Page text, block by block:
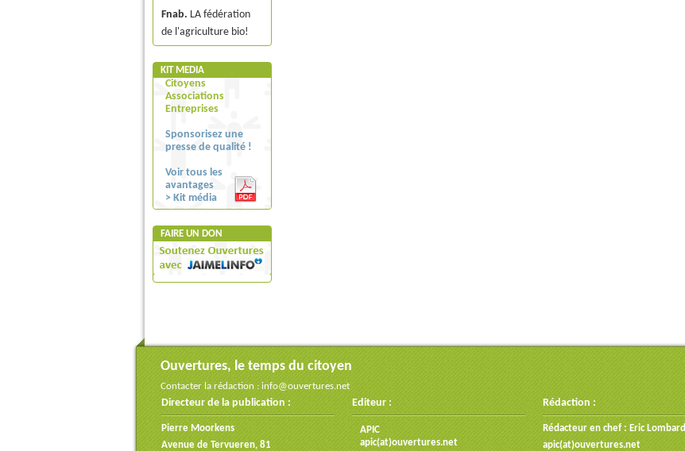
Fnab. LA fédération
de l'agriculture bio!
KIT MEDIA
Citoyens
Associations
Entreprises
Sponsorisez une
presse de qualité !
Voir tous les
avantages
> Kit média
FAIRE UN DON
Ouvertures, le temps du citoyen
Contacter la rédaction : info@ouvertures.net
Directeur de la publication :
Pierre Moorkens
Avenue de Tervueren, 81
Editeur :
APIC
apic(at)ouvertures.net
Rédaction :
Rédacteur en chef : Eric Lombard
apic(at)ouvertures.net